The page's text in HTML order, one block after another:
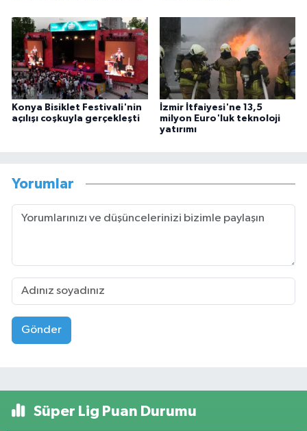
Konya Bisiklet Festivali'nin
açılışı coşkuyla gerçekleşti
İzmir İtfaiyesi'ne 13,5
milyon Euro'luk teknoloji
yatırımı
Yorumlar
Gönder
Süper Lig Puan Durumu